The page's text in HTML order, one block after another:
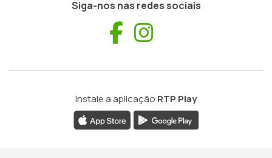
Siga-nos nas redes sociais
Facebook
Instale a aplicação RTP Play